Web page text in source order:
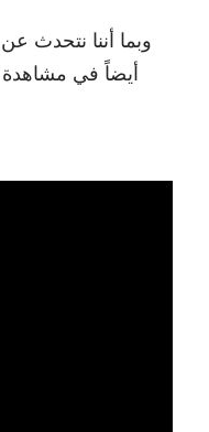
وبما أننا نتحدث
أيضاً في مشاهدة